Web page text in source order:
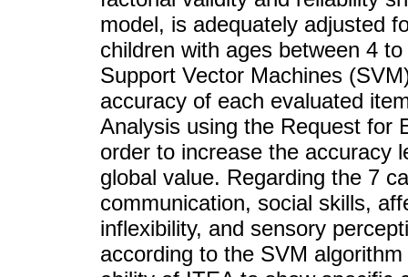
model, is adequately adjusted
children with ages between 4
Support Vector Machines
accuracy of each evaluated
Analysis using the Request for
order to increase the accuracy
global value. Regarding the 7
communication, social skills,
inflexibility, and sensory
according to the SVM